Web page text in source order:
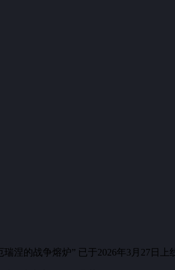
瑞涅的战争熔炉” 已于2026年3月27日上